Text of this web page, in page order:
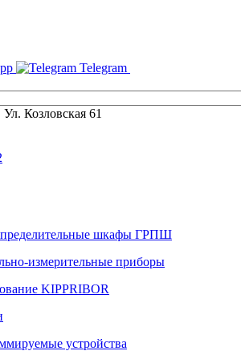
Telegram
Козловская 61
шкафы ГРПШ
измерительные приборы
KIPPRIBOR
устройства